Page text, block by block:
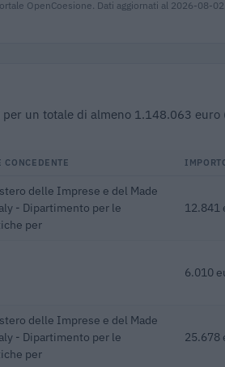
OpenCoesione. Dati aggiornati al 2026-08-02.
un totale di almeno 1.148.063 euro
CONCEDENTE
delle Imprese e del Made
- Dipartimento per le
per
12.841
6.010
delle Imprese e del Made
- Dipartimento per le
per
25.678